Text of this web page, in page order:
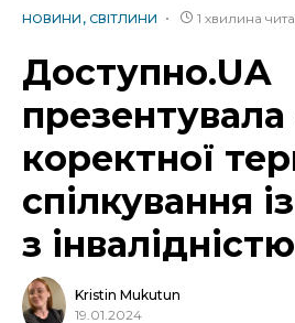
НОВИНИ СВІТЛИНИ 1 хвилина
Доступно.UA
коректної
спілкування
з інвалідністю
Kristin Mukutun
19.01.2024